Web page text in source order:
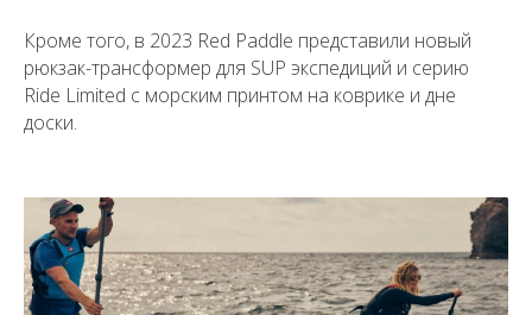
Кроме того, в 2023 Red Paddle представили новый
рюкзак-трансформер для SUP экспедиций и серию
Ride Limited с морским принтом на коврике и дне
доски.